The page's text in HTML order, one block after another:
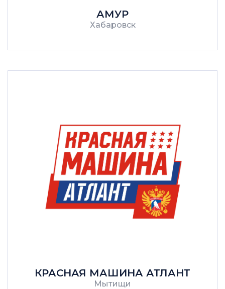
АМУР
Хабаровск
КРАСНАЯ МАШИНА АТЛАНТ
Мытищи